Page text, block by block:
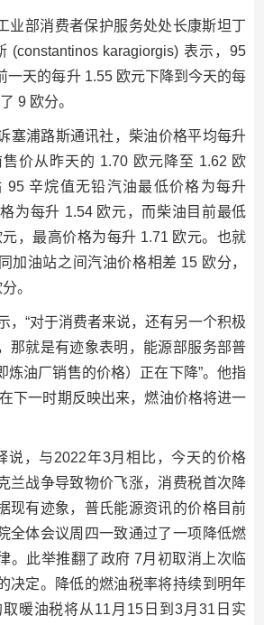
业部消费者保护服务处处长康斯坦丁
(constantinos karagiorgis) 表示，95
一天的每升 1.55 欧元下降到今天的每
9 欧分。
塞浦路斯通讯社，柴油价格平均每升
价从昨天的 1.70 欧元降至 1.62 欧
95 辛烷值无铅汽油最低价格为每升
为每升 1.54 欧元，而柴油目前最低
，最高价格为每升 1.71 欧元。也就
加油站之间汽油价格相差 15 欧分，
。
，“对于消费者来说，还有另一个积极
那就是有迹象表明，能源部服务部普
炼油厂销售的价格）正在下降”。他指
下一时期反映出来，燃油价格将进一
说，与2022年3月相比，今天的价格
兰战争导致物价飞涨，消费税首次降
现有迹象，普氏能源资讯的价格目前
全体会议周四一致通过了一项降低燃
。此举推翻了政府 7月初取消上次临
决定。降低的燃油税率将持续到明年
暖油税将从11月15日到3月31日实